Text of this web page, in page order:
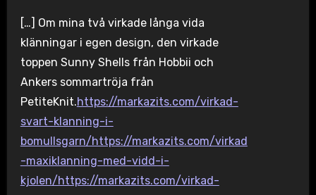
[…] Om mina två virkade långa vida
klänningar i egen design, den virkade
toppen Sunny Shells från Hobbii och
Ankers sommartröja från
PetiteKnit.https://markazits.com/virkad-
svart-klanning-i-
bomullsgarn/https://markazits.com/virkad
-maxiklanning-med-vidd-i-
kjolen/https://markazits.com/virkad-